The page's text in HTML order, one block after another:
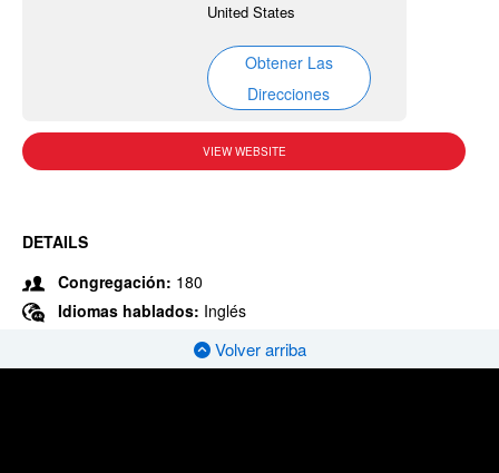
United States
Obtener Las
Direcciones
VIEW WEBSITE
DETAILS
Congregación: 180
Idiomas hablados: Inglés
Volver arriba